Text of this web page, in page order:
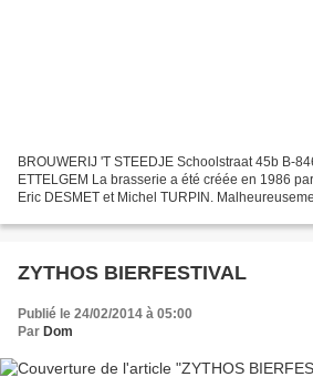
BROUWERIJ 'T STEEDJE Schoolstraat 45b B-
ETTELGEM La brasserie a été créée en 1986
Eric DESMET et Michel TURPIN.
ZYTHOS BIERFESTIVAL
Publié le 24/02/2014 à 05:00
Par Dom